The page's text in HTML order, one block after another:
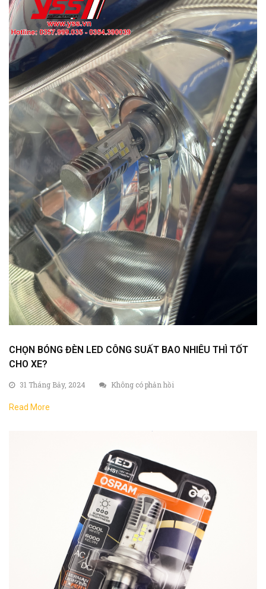
CHỌN BÓNG ĐÈN LED CÔNG SUẤT BAO NHIÊU THÌ TỐT
CHO XE?
31 Tháng Bảy, 2024 Không có phản hồi
Read More